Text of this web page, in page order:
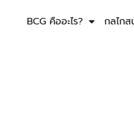
BCG คืออะไร? กลไก